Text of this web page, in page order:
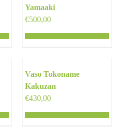
Yamaaki
€500,00
Vaso Tokoname
Kakuzan
€430,00